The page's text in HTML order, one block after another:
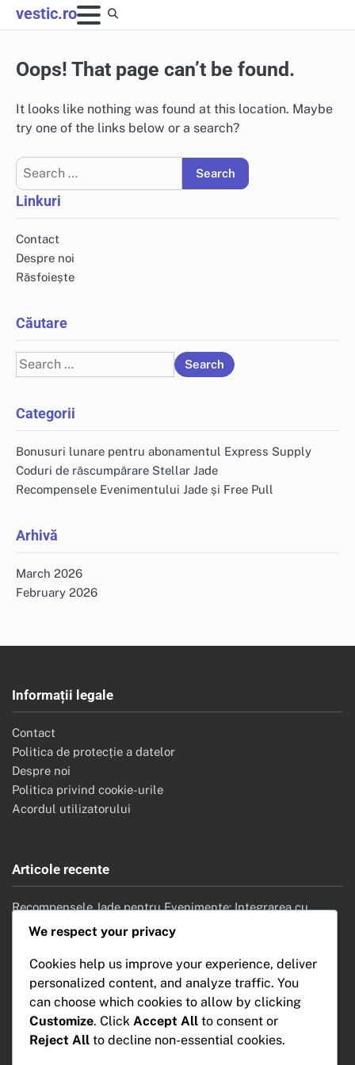
Skip
to
vestic.ro
Oops! That page can’t be found.
It looks like nothing was found at this location. Maybe
try one of the links below or a search?
Search
for:
Linkuri
Contact
Despre noi
Răsfoiește
Căutare
Search
for:
Categorii
Bonusuri lunare pentru abonamentul Express Supply
Coduri de răscumpărare Stellar Jade
Recompensele Evenimentului Jade și Free Pull
Arhivă
March 2026
February 2026
Informații legale
Contact
Politica de protecție a datelor
Despre noi
Politica privind cookie-urile
Acordul utilizatorului
Articole recente
Recompensele Jade pentru Evenimente: Integrarea cu
mecanicile jocului, Impactul asupra gameplay-ului,
Bonusuri pentru Abonamentele Lunare de Livrare Express:
Detalierea recompenselor, Listele de articole, Nivelurile de
raritate
Coduri de redeem Stellar Jade: Sfaturi de securitate,
Evitarea înșelătoriilor, Practici sigure
We respect your privacy
Cookies help us improve your experience, deliver
personalized content, and analyze traffic. You
can choose which cookies to allow by clicking
Customize. Click Accept All to consent or
Reject All to decline non-essential cookies.